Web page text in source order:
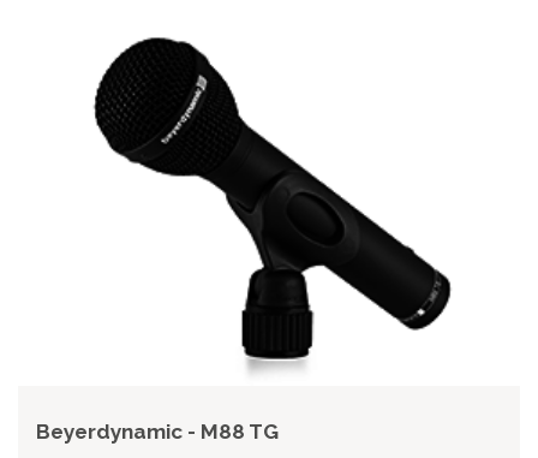
Beyerdynamic - M88 TG